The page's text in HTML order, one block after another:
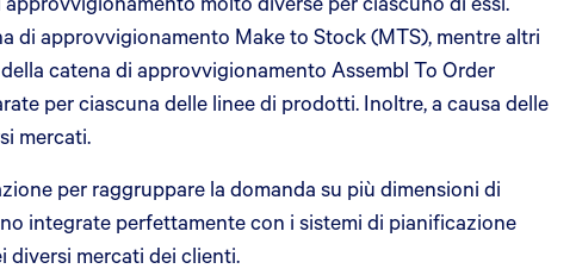
di approvvigionamento Make to Stock (MTS), mentre altri
catena di approvvigionamento Assembl To Order
per ciascuna delle linee di prodotti. Inoltre, a causa delle
mercati.
per raggruppare la domanda su più dimensioni di
integrate perfettamente con i sistemi di pianificazione
diversi mercati dei clienti.